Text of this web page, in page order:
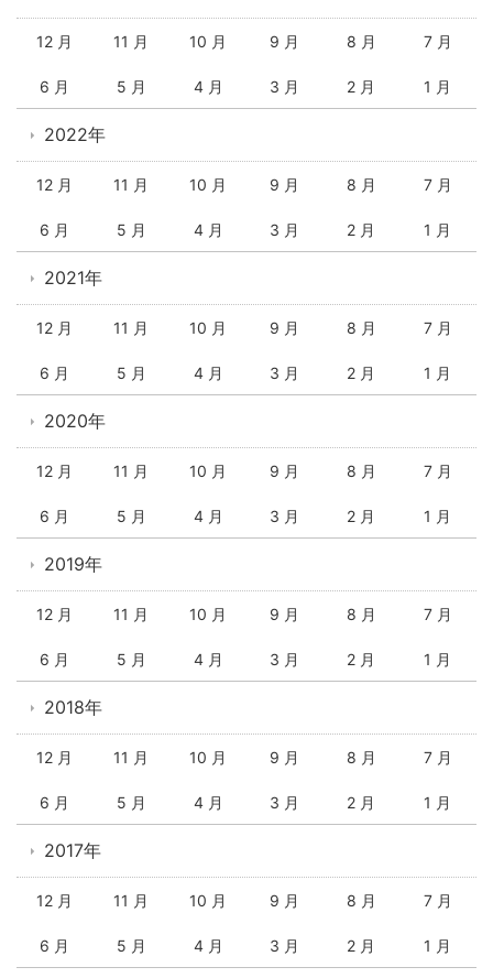
12 月 11 月 10 月 9 月 8 月 7 月
6 月 5 月 4 月 3 月 2 月 1 月
2022年
12 月 11 月 10 月 9 月 8 月 7 月
6 月 5 月 4 月 3 月 2 月 1 月
2021年
12 月 11 月 10 月 9 月 8 月 7 月
6 月 5 月 4 月 3 月 2 月 1 月
2020年
12 月 11 月 10 月 9 月 8 月 7 月
6 月 5 月 4 月 3 月 2 月 1 月
2019年
12 月 11 月 10 月 9 月 8 月 7 月
6 月 5 月 4 月 3 月 2 月 1 月
2018年
12 月 11 月 10 月 9 月 8 月 7 月
6 月 5 月 4 月 3 月 2 月 1 月
2017年
12 月 11 月 10 月 9 月 8 月 7 月
6 月 5 月 4 月 3 月 2 月 1 月